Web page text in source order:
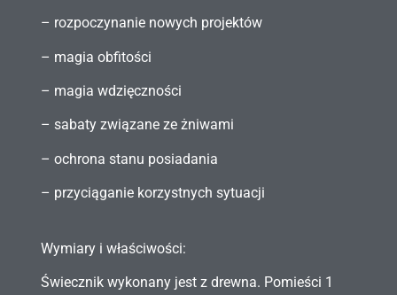
– rozpoczynanie nowych projektów
– magia obfitości
– magia wdzięczności
– sabaty związane ze żniwami
– ochrona stanu posiadania
– przyciąganie korzystnych sytuacji
Wymiary i właściwości:
Świecznik wykonany jest z drewna. Pomieści 1